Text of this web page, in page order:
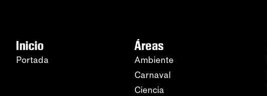
Inicio
Portada
Áreas
Ambiente
Carnaval
Ciencia